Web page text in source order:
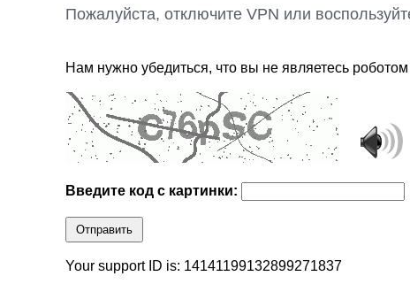
Пожалуйста, отключите VPN или
Нам нужно убедиться, что вы не являетесь роботом
Введите код с картинки:
Отправить
Your support ID is: 14141199132899271837